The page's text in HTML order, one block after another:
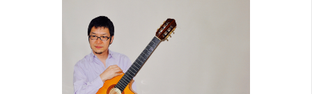
独学で始める。
東京でライブハウス中心に演奏活動
を始める。